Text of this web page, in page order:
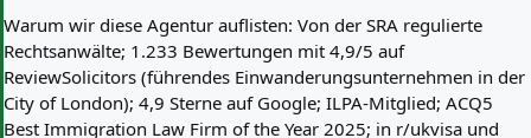
Warum wir diese Agentur auflisten: Von der SRA regulierte
Rechtsanwälte; 1.233 Bewertungen mit 4,9/5 auf
ReviewSolicitors (führendes Einwanderungsunternehmen in der
City of London); 4,9 Sterne auf Google; ILPA-Mitglied; ACQ5
Best Immigration Law Firm of the Year 2025; in r/ukvisa und